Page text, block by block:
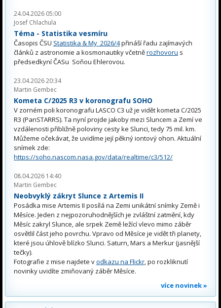
24.04.2026 05:00
Josef Chlachula
Téma - Statistika vesmíru
Časopis ČSU Statistika & My 2026/4přináší řadu zajímavých
článků z astronomie a kosmonautiky včetněrozhovoru s
předsedkyní ČASu Soňou Ehlerovou.
23.04.2026 20:34
Martin Gembec
Kometa C/2025 R3 v koronografu SOHO
V zorném poli koronografu LASCO C3 už je vidět kometa C/2025
R3 (PanSTARRS). Ta nyní projde jakoby mezi Sluncem a Zemí ve
vzdálenosti přibližně poloviny cesty ke Slunci, tedy 75 mil. km.
Můžeme očekávat, že uvidíme její pěkný iontový ohon. Aktuální
snímek zde:
https://soho.nascom.nasa.gov/data/realtime/c3/512/
08.04.2026 14:40
Martin Gembec
Neobvyklý zákryt Slunce z Artemis II
Posádka mise Artemis II posílá na Zemi unikátní snímky Země i
Měsíce. Jeden z nejpozoruhodnějších je zvláštní zatmění, kdy
Měsíc zakryl Slunce, ale srpek Země ležící vlevo mimo záběr
osvětlil část jeho povrchu. Vpravo od Měsíce je vidět tři planety,
které jsou úhlově blízko Slunci. Saturn, Mars a Merkur (jasnější
tečky).
Fotografie z mise najdete vodkazu na Flickr, po rozkliknutí
novinky uvidíte zmiňovaný záběr Měsíce.
více novinek »